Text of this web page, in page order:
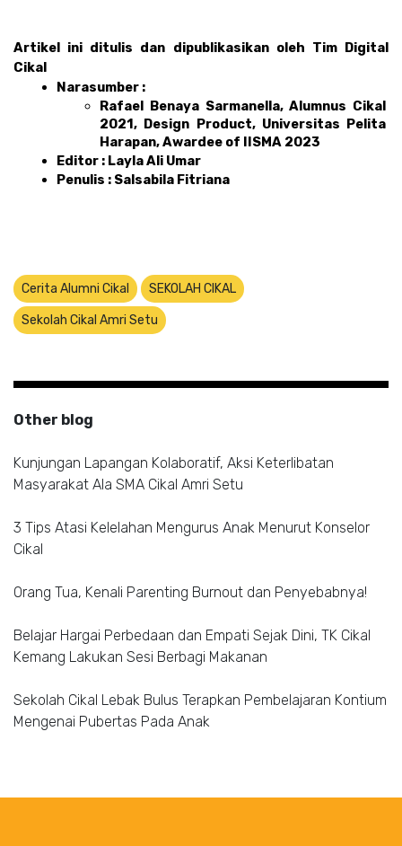
Artikel ini ditulis dan dipublikasikan oleh Tim Digital
Cikal
Narasumber :
Rafael Benaya Sarmanella, Alumnus Cikal
2021, Design Product, Universitas Pelita
Harapan, Awardee of IISMA 2023
Editor : Layla Ali Umar
Penulis : Salsabila Fitriana
Cerita Alumni Cikal SEKOLAH CIKAL
Sekolah Cikal Amri Setu
Other blog
Kunjungan Lapangan Kolaboratif, Aksi Keterlibatan
Masyarakat Ala SMA Cikal Amri Setu
3 Tips Atasi Kelelahan Mengurus Anak Menurut Konselor
Cikal
Orang Tua, Kenali Parenting Burnout dan Penyebabnya!
Belajar Hargai Perbedaan dan Empati Sejak Dini, TK Cikal
Kemang Lakukan Sesi Berbagi Makanan
Sekolah Cikal Lebak Bulus Terapkan Pembelajaran Kontium
Mengenai Pubertas Pada Anak